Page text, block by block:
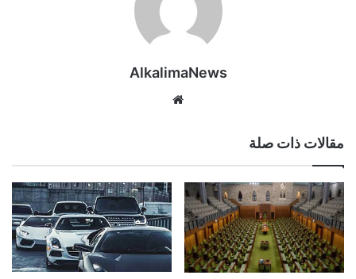
AlkalimaNews
مقالات ذات صلة